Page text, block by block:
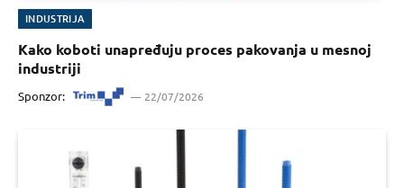
INDUSTRIJA
Kako koboti unapređuju proces pakovanja u mesnoj
industriji
Sponzor: 22/07/2026